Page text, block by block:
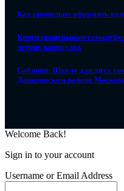
Как правильно оформить
Книги проигрывают
летних каникулах
Собянин: Школу для двух
Даниловском районе Москвы
Welcome Back!
Sign in to your account
Username or Email Address